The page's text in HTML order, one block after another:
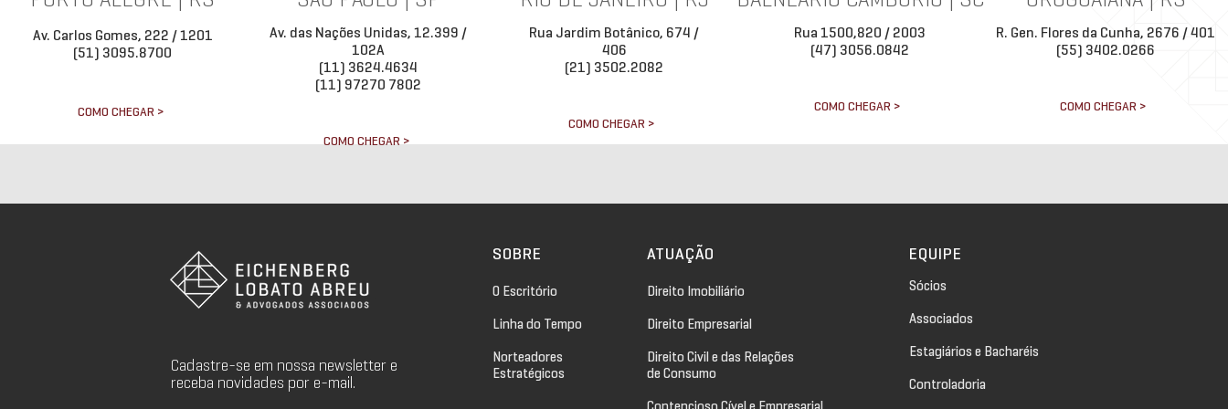
Av. Carlos Gomes, 222 / 1201
(51) 3095.8700
COMO CHEGAR >
Av. das Nações Unidas, 12.399 /
102A
(11) 3624.4634
(11) 97270 7802
COMO CHEGAR >
Rua Jardim Botânico, 674 /
406
(21) 3502.2082
COMO CHEGAR >
Rua 1500,820 / 2003
(47) 3056.0842
COMO CHEGAR >
R. Gen. Flores da Cunha, 2676 / 401
(55) 3402.0266
COMO CHEGAR >
Cadastre-se em nossa newsletter e
receba novidades por e-mail.
SOBRE
O Escritório
Linha do Tempo
Norteadores
Estratégicos
ATUAÇÃO
Direito Imobiliário
Direito Empresarial
Direito Civil e das Relações
de Consumo
EQUIPE
Sócios
Associados
Estagiários e Bacharéis
Controladoria